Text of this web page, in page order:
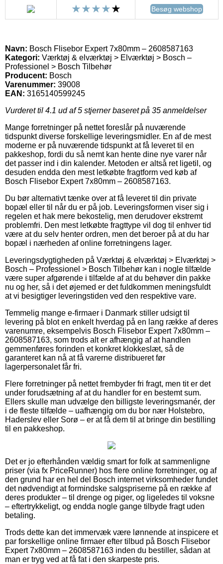
Besøg webshop
Navn: Bosch Flisebor Expert 7x80mm – 2608587163
Kategori: Værktøj & elværktøj > Elværktøj > Bosch –
Professionel > Bosch Tilbehør
Producent: Bosch
Varenummer: 39008
EAN: 3165140599245
Vurderet til 4.1 ud af 5 stjerner baseret på 35 anmeldelser
Mange forretninger på nettet foreslår på nuværende
tidspunkt diverse forskellige leveringsmidler. En af de mest
moderne er på nuværende tidspunkt at få leveret til en
pakkeshop, fordi du så nemt kan hente dine nye varer når
det passer ind i din kalender. Metoden er altså ret ligetil, og
desuden endda den mest letkøbte fragtform ved køb af
Bosch Flisebor Expert 7x80mm – 2608587163.
Du bør alternativt tænke over at få leveret til din private
bopæl eller til når du er på job. Leveringsformen viser sig i
regelen et hak mere bekostelig, men derudover ekstremt
problemfri. Den mest letkøbte fragttype vil dog til enhver tid
være at du selv henter ordren, men det beroer på at du har
bopæl i nærheden af online forretningens lager.
Leveringsdygtigheden på Værktøj & elværktøj > Elværktøj >
Bosch – Professionel > Bosch Tilbehør kan i nogle tilfælde
være super afgørende i tilfælde af at du behøver din pakke
nu og her, så i det øjemed er det fuldkommen meningsfuldt
at vi besigtiger leveringstiden ved den respektive vare.
Temmelig mange e-firmaer i Danmark stiller udsigt til
levering på blot en enkelt hverdag på en lang række af deres
varenumre, eksempelvis Bosch Flisebor Expert 7x80mm –
2608587163, som trods alt er afhængig af at handlen
gemmenføres forinden et konkret klokkeslæt, så de
garanteret kan nå at få varerne distribueret før
lagerpersonalet får fri.
Flere forretninger på nettet frembyder fri fragt, men tit er det
under forudsætning af at du handler for en bestemt sum.
Ellers skulle man udvælge den billigste leveringsmanér, der
i de fleste tilfælde – uafhængig om du bor nær Holstebro,
Haderslev eller Sorø – er at få dem til at bringe din bestilling
til en pakkeshop.
Det er jo efterhånden vældig smart for folk at sammenligne
priser (via fx PriceRunner) hos flere online forretninger, og af
den grund har en hel del Bosch internet virksomheder fundet
det nødvendigt at formindske salgspriserne på en række af
deres produkter – til drenge og piger, og ligeledes til voksne
– eftertrykkeligt, og endda nogle gange tilbyde fragt uden
betaling.
Trods dette kan det immervæk være lønnende at inspicere et
par forskellige online firmaer efter tilbud på Bosch Flisebor
Expert 7x80mm – 2608587163 inden du bestiller, sådan at
man er tryg ved at få fat i den skarpeste pris.